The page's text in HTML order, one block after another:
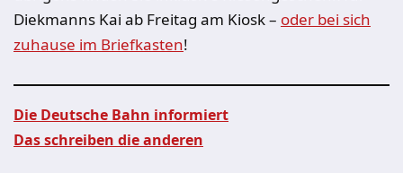
Diekmanns Kai ab Freitag am Kiosk – oder bei sich
zuhause im Briefkasten!
Die Deutsche Bahn informiert
Das schreiben die anderen